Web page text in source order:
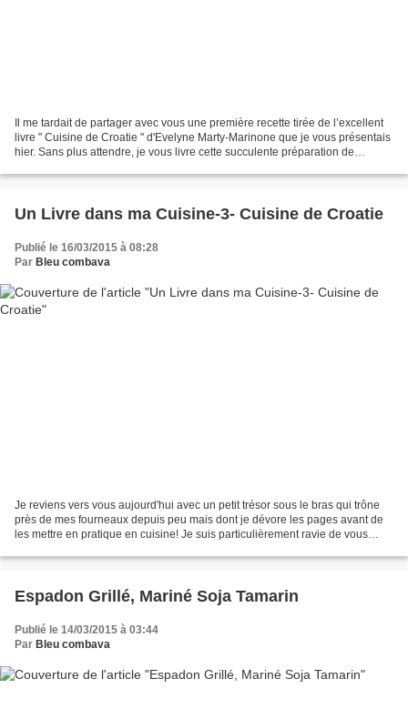
Il me tardait de partager avec vous une première recette tirée de l’excellent
livre " Cuisine de Croatie " d'Evelyne Marty-Marinone que je vous présentais
hier. Sans plus attendre, je vous livre cette succulente préparation de
Un Livre dans ma Cuisine-3- Cuisine de Croatie
Publié le 16/03/2015 à 08:28
Par Bleu combava
Je reviens vers vous aujourd'hui avec un petit trésor sous le bras qui trône
près de mes fourneaux depuis peu mais dont je dévore les pages avant de
les mettre en pratique en cuisine! Je suis particulièrement ravie de vous
Espadon Grillé, Mariné Soja Tamarin
Publié le 14/03/2015 à 03:44
Par Bleu combava